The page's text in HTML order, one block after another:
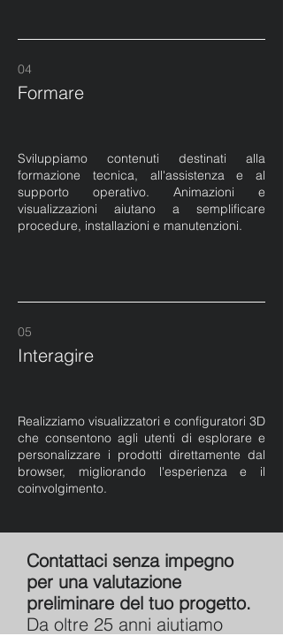
04
Formare
Sviluppiamo contenuti destinati alla
formazione tecnica, all'assistenza e al
supporto operativo. Animazioni e
visualizzazioni aiutano a semplificare
procedure, installazioni e manutenzioni.
05
Interagire
Realizziamo visualizzatori e configuratori 3D
che consentono agli utenti di esplorare e
personalizzare i prodotti direttamente dal
browser, migliorando l'esperienza e il
coinvolgimento.
Contattaci senza impegno
per una valutazione
preliminare del tuo progetto.
Da oltre 25 anni aiutiamo